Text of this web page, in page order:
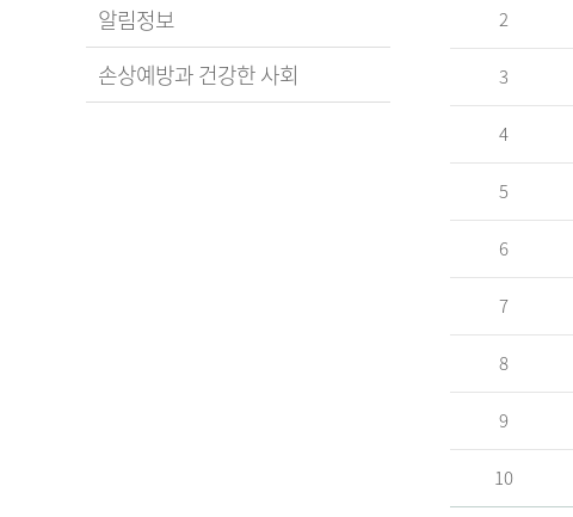
알림정보
손상예방과 건강한 사회
2
3
4
5
6
7
8
9
10